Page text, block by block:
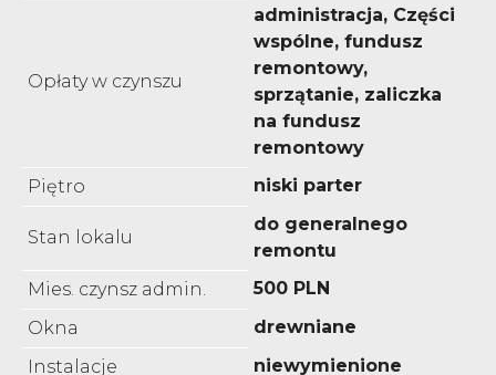
Opłaty w czynszu
administracja, Części
wspólne, fundusz
remontowy,
sprzątanie, zaliczka
na fundusz
remontowy
Piętro
niski parter
Stan lokalu
do generalnego
remontu
Mies. czynsz admin.
500 PLN
Okna
drewniane
Instalacje
niewymienione